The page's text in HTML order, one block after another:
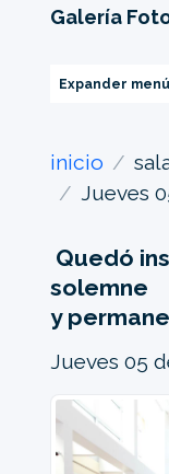
Galería
Expander menú
inicio
Jueves
Quedó
solemne
y
Jueves 05